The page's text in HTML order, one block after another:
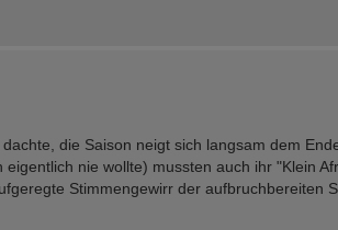
die Saison neigt sich langsam dem
nie wollte) mussten auch ihr "Klein
Stimmengewirr der aufbruchbereiten